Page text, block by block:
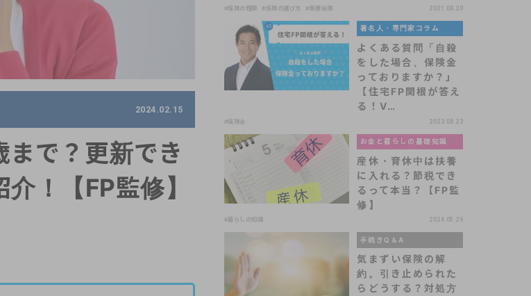
2024.02.15
で？更新でき
！【FP監修】
#保険の種類 #保険の選び方 #医療保険 2021.08.20
著名人・専門家コラム
よくある質問「自殺
をした場合、保険金
っておりますか？」
【住宅FP関根が答え
る！V…
#保険金 2023.08.23
お金と暮らしの基礎知識
産休・育休中は扶養
に入れる？節税でき
るって本当？【FP監
修】
#暮らしの知識 2024.05.29
手続きQ＆A
気まずい保険の解
約。引き止められた
らどうする？対処方